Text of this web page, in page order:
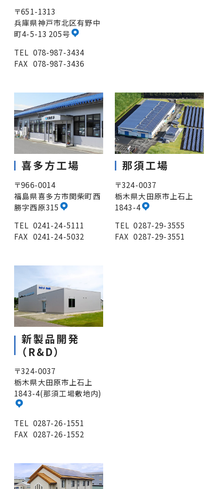
〒651-1313
兵庫県神戸市北区有野中
町4-5-13 205号
TEL 078-987-3434
FAX 078-987-3436
喜多方工場
〒966-0014
福島県喜多方市関柴町西
勝字西原315
TEL 0241-24-5111
FAX 0241-24-5032
那須工場
〒324-0037
栃木県大田原市上石上
1843-4
TEL 0287-29-3555
FAX 0287-29-3551
新製品開発
（R&D）
〒324-0037
栃木県大田原市上石上
1843-4(那須工場敷地内)
TEL 0287-26-1551
FAX 0287-26-1552